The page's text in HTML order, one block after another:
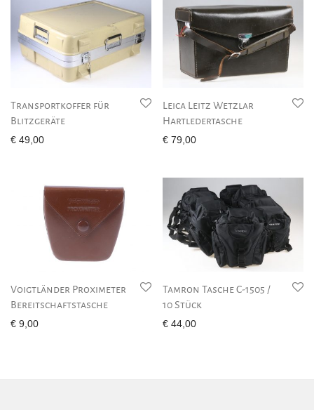
Transportkoffer für
Blitzgeräte
€ 49,00
Leica Leitz Wetzlar
Hartledertasche
€ 79,00
Voigtländer Proximeter
Bereitschaftstasche
€ 9,00
Tamron Tasche C-1505 /
10 Stück
€ 44,00